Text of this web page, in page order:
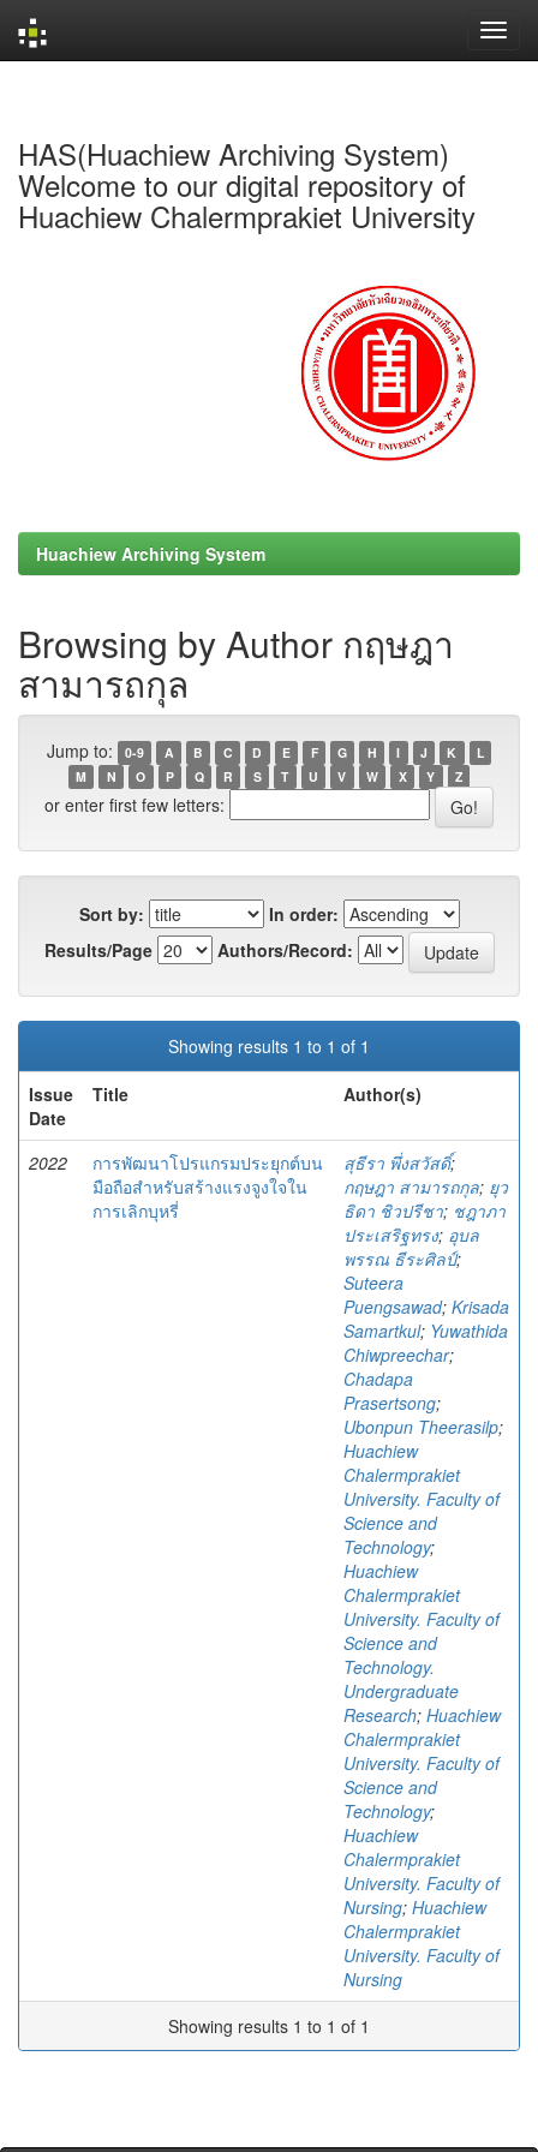
HAS(Huachiew Archiving System)
Welcome to our digital repository of
Huachiew Chalermprakiet University
Huachiew Archiving System
Browsing by Author กฤษฎา
สามารถกุล
Jump to: 0-9 A B C D E F G H I J K
L
M
N O P Q R S T U V W X Y Z
or enter first few letters:
Sort by:
In order:
Results/Page
Authors/Record:
Showing results 1 to 1 of 1
Issue
Date
Title Author(s)
2022
การพัฒนาโปรแกรมประยุกต์บน
มือถือสำหรับสร้างแรงจูงใจใน
การเลิกบุหรี่
สุธีรา พึ่งสวัสดิ์;
กฤษฎา สามารถกุล; ยุว
ธิดา ชิวปรีชา; ชฎาภา
ประเสริฐทรง; อุบล
พรรณ ธีระศิลป์;
Suteera
Puengsawad; Krisada
Samartkul; Yuwathida
Chiwpreechar;
Chadapa
Prasertsong;
Ubonpun Theerasilp;
Huachiew
Chalermprakiet
University. Faculty of
Science and
Technology;
Huachiew
Chalermprakiet
University. Faculty of
Science and
Technology.
Undergraduate
Research; Huachiew
Chalermprakiet
University. Faculty of
Science and
Technology;
Huachiew
Chalermprakiet
University. Faculty of
Nursing; Huachiew
Chalermprakiet
University. Faculty of
Nursing
Showing results 1 to 1 of 1